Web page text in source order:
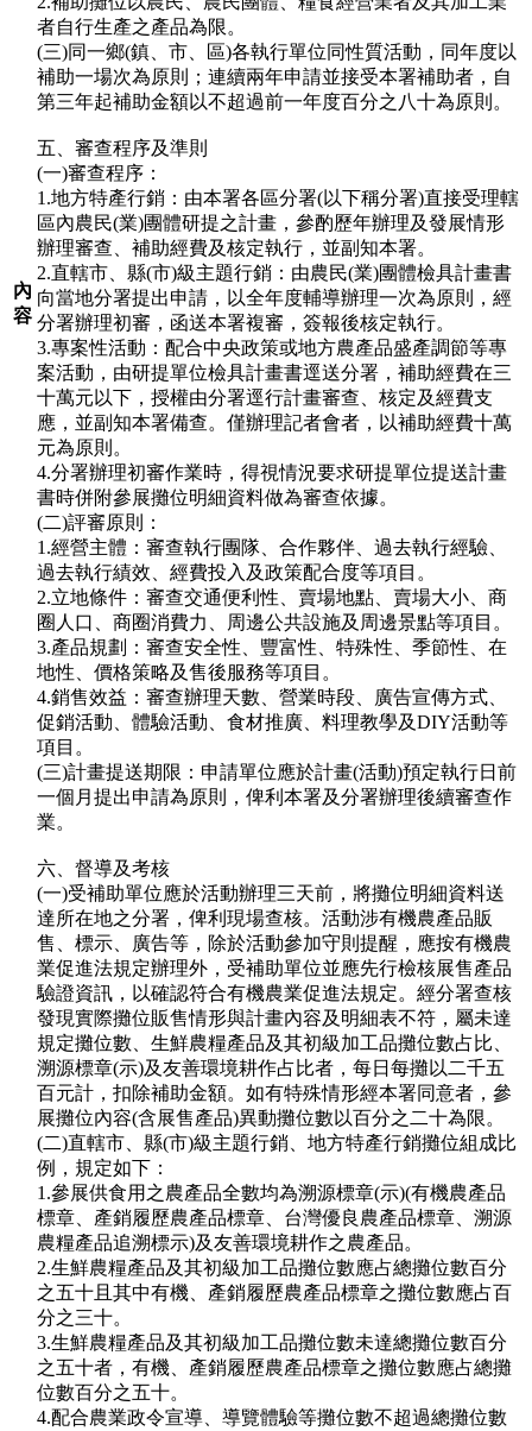
內
容
者自行生產之產品為限。
(三)同一鄉(鎮、市、區)各執行單位同性質活動，同年度以
補助一場次為原則；連續兩年申請並接受本署補助者，自
第三年起補助金額以不超過前一年度百分之八十為原則。
五、審查程序及準則
(一)審查程序：
1.地方特產行銷：由本署各區分署(以下稱分署)直接受理轄
區內農民(業)團體研提之計畫，參酌歷年辦理及發展情形
辦理審查、補助經費及核定執行，並副知本署。
2.直轄市、縣(市)級主題行銷：由農民(業)團體檢具計畫書
向當地分署提出申請，以全年度輔導辦理一次為原則，經
分署辦理初審，函送本署複審，簽報後核定執行。
3.專案性活動：配合中央政策或地方農產品盛產調節等專
案活動，由研提單位檢具計畫書逕送分署，補助經費在三
十萬元以下，授權由分署逕行計畫審查、核定及經費支
應，並副知本署備查。僅辦理記者會者，以補助經費十萬
元為原則。
4.分署辦理初審作業時，得視情況要求研提單位提送計畫
書時併附參展攤位明細資料做為審查依據。
(二)評審原則：
1.經營主體：審查執行團隊、合作夥伴、過去執行經驗、
過去執行績效、經費投入及政策配合度等項目。
2.立地條件：審查交通便利性、賣場地點、賣場大小、商
圈人口、商圈消費力、周邊公共設施及周邊景點等項目。
3.產品規劃：審查安全性、豐富性、特殊性、季節性、在
地性、價格策略及售後服務等項目。
4.銷售效益：審查辦理天數、營業時段、廣告宣傳方式、
促銷活動、體驗活動、食材推廣、料理教學及DIY活動等
項目。
(三)計畫提送期限：申請單位應於計畫(活動)預定執行日前
一個月提出申請為原則，俾利本署及分署辦理後續審查作
業。
六、督導及考核
(一)受補助單位應於活動辦理三天前，將攤位明細資料送
達所在地之分署，俾利現場查核。活動涉有機農產品販
售、標示、廣告等，除於活動參加守則提醒，應按有機農
業促進法規定辦理外，受補助單位並應先行檢核展售產品
驗證資訊，以確認符合有機農業促進法規定。經分署查核
發現實際攤位販售情形與計畫內容及明細表不符，屬未達
規定攤位數、生鮮農糧產品及其初級加工品攤位數占比、
溯源標章(示)及友善環境耕作占比者，每日每攤以二千五
百元計，扣除補助金額。如有特殊情形經本署同意者，參
展攤位內容(含展售產品)異動攤位數以百分之二十為限。
(二)直轄市、縣(市)級主題行銷、地方特產行銷攤位組成比
例，規定如下：
1.參展供食用之農產品全數均為溯源標章(示)(有機農產品
標章、產銷履歷農產品標章、台灣優良農產品標章、溯源
農糧產品追溯標示)及友善環境耕作之農產品。
2.生鮮農糧產品及其初級加工品攤位數應占總攤位數百分
之五十且其中有機、產銷履歷農產品標章之攤位數應占百
分之三十。
3.生鮮農糧產品及其初級加工品攤位數未達總攤位數百分
之五十者，有機、產銷履歷農產品標章之攤位數應占總攤
位數百分之五十。
4.配合農業政令宣導、導覽體驗等攤位數不超過總攤位數